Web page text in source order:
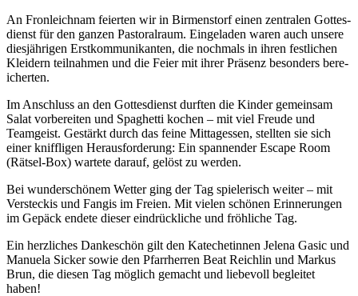
An Fron­le­ich­nam feierten wir in Bir­men­storf einen zen­tralen Gottes­
di­enst für den ganzen Pas­toral­raum. Ein­ge­laden waren auch unsere
diesjähri­gen Erstkom­mu­nikan­ten, die nochmals in ihren fes­tlichen
Klei­dern teil­nah­men und die Feier mit ihrer Präsenz beson­ders bere­
icherten.
Im Anschluss an den Gottes­di­enst durften die Kinder gemein­sam
Salat vor­bere­it­en und Spaghet­ti kochen – mit viel Freude und
Teamgeist. Gestärkt durch das feine Mit­tagessen, stell­ten sie sich
ein­er knif­fli­gen Her­aus­forderung: Ein span­nen­der Escape Room
(Rät­sel-Box) wartete darauf, gelöst zu wer­den.
Bei wun­der­schönem Wet­ter ging der Tag spielerisch weit­er – mit
Ver­steck­is und Fangis im Freien. Mit vie­len schö­nen Erin­nerun­gen
im Gepäck endete dieser ein­drück­liche und fröh­liche Tag.
Ein her­zlich­es Dankeschön gilt den Kat­e­chetinnen Jele­na Gasic und
Manuela Sick­er sowie den Pfar­rher­ren Beat Reich­lin und Markus
Brun, die diesen Tag möglich gemacht und liebevoll begleit­et
haben!